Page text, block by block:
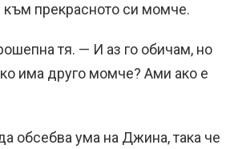
към прекрасното си момче.
тя. — И аз го обичам, но
има друго момче? Ами ако е
обсебва ума на Джина, така че